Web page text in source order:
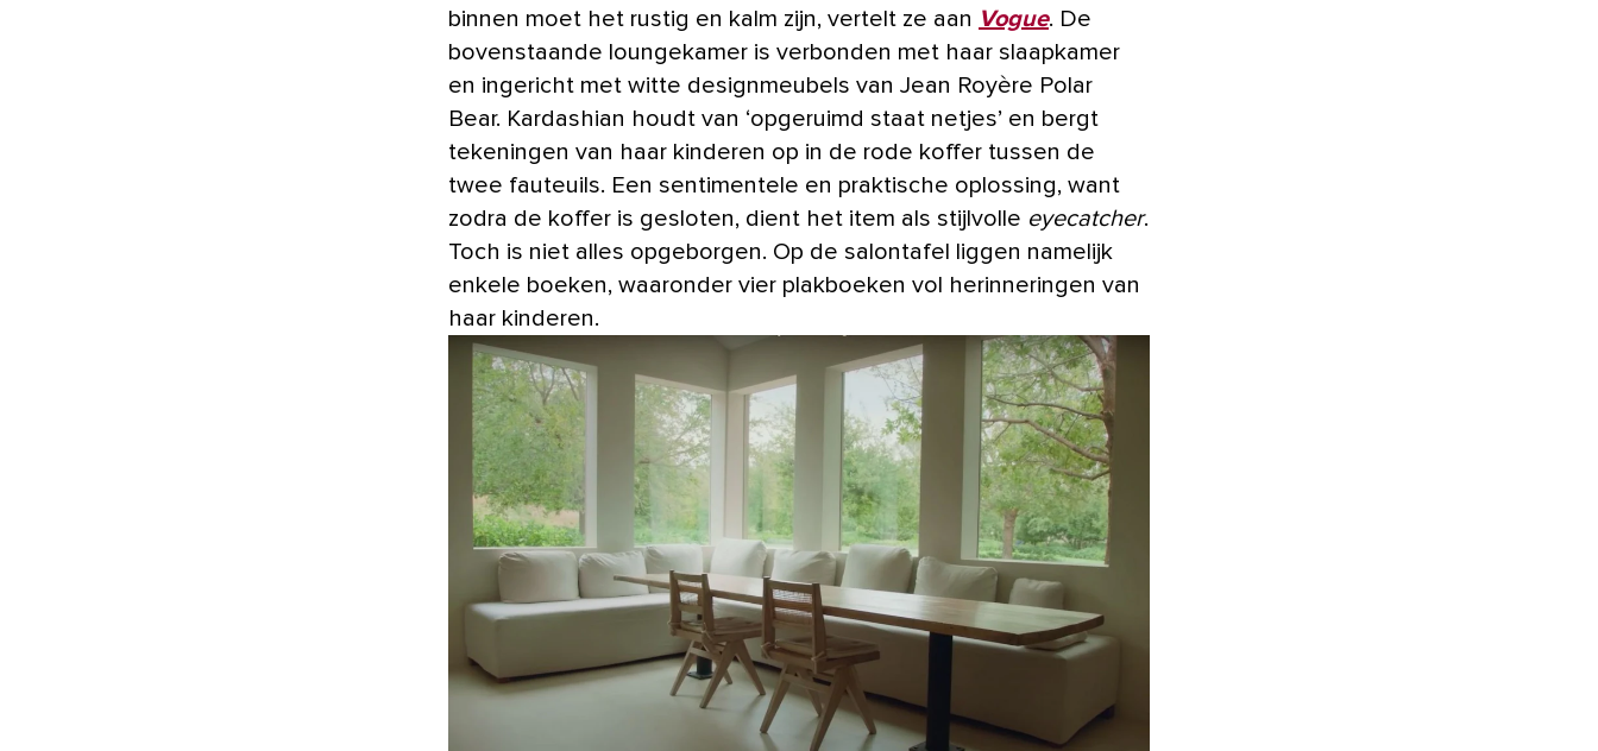
binnen moet het rustig en kalm zijn, vertelt ze aan Vogue. De
bovenstaande loungekamer is verbonden met haar slaapkamer
en ingericht met witte designmeubels van Jean Royère Polar
Bear. Kardashian houdt van ‘opgeruimd staat netjes’ en bergt
tekeningen van haar kinderen op in de rode koffer tussen de
twee fauteuils. Een sentimentele en praktische oplossing, want
zodra de koffer is gesloten, dient het item als stijlvolle eyecatcher.
Toch is niet alles opgeborgen. Op de salontafel liggen namelijk
enkele boeken, waaronder vier plakboeken vol herinneringen van
haar kinderen.